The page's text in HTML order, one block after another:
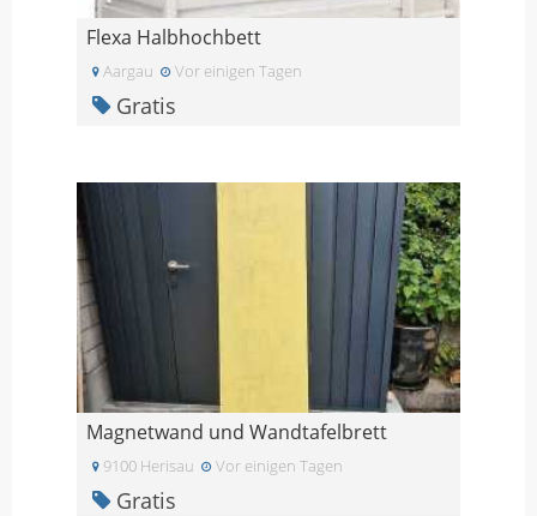
Flexa Halbhochbett
Aargau Vor einigen Tagen
Gratis
Magnetwand und Wandtafelbrett
9100 Herisau Vor einigen Tagen
Gratis